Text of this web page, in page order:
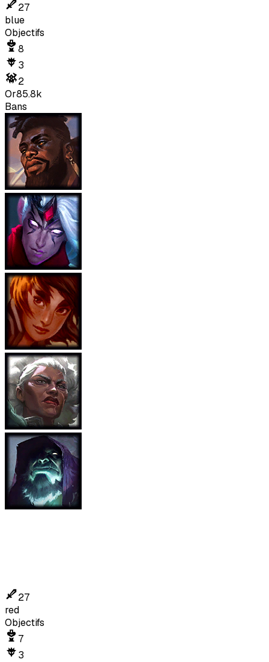
27
blue
Objectifs
8
3
2
Or85.8k
Bans
27
red
Objectifs
7
3